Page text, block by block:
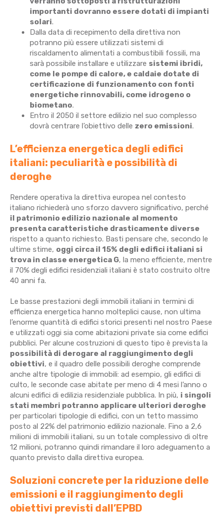
importanti dovranno essere dotati di impianti
solari.
Dalla data di recepimento della direttiva non
potranno più essere utilizzati sistemi di
riscaldamento alimentati a combustibili fossili, ma
sarà possibile installare e utilizzare sistemi ibridi,
come le pompe di calore, e caldaie dotate di
certificazione di funzionamento con fonti
energetiche rinnovabili, come idrogeno o
biometano.
Entro il 2050 il settore edilizio nel suo complesso
dovrà centrare l’obiettivo delle zero emissioni.
L’efficienza energetica degli edifici
italiani: peculiarità e possibilità di
deroghe
Rendere operativa la direttiva europea nel contesto
italiano richiederà uno sforzo davvero significativo, perché
il patrimonio edilizio nazionale al momento
presenta caratteristiche drasticamente diverse
rispetto a quanto richiesto. Basti pensare che, secondo le
ultime stime, oggi circa il 15% degli edifici italiani si
trova in classe energetica G, la meno efficiente, mentre
il 70% degli edifici residenziali italiani è stato costruito oltre
40 anni fa.
Le basse prestazioni degli immobili italiani in termini di
efficienza energetica hanno molteplici cause, non ultima
l’enorme quantità di edifici storici presenti nel nostro Paese
e utilizzati oggi sia come abitazioni private sia come edifici
pubblici. Per alcune costruzioni di questo tipo è prevista la
possibilità di derogare al raggiungimento degli
obiettivi, e il quadro delle possibili deroghe comprende
anche altre tipologie di immobili: ad esempio, gli edifici di
culto, le seconde case abitate per meno di 4 mesi l’anno o
alcuni edifici di edilizia residenziale pubblica. In più, i singoli
stati membri potranno applicare ulteriori deroghe
per particolari tipologie di edifici, con un tetto massimo
posto al 22% del patrimonio edilizio nazionale. Fino a 2,6
milioni di immobili italiani, su un totale complessivo di oltre
12 milioni, potranno quindi rimandare il loro adeguamento a
quanto previsto dalla direttiva europea.
Soluzioni concrete per la riduzione delle
emissioni e il raggiungimento degli
obiettivi previsti dall’EPBD